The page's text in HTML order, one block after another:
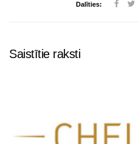
Dalīties:
Saistītie raksti